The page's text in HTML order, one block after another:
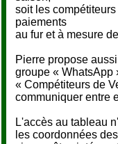
soit les
paiements
au fur et à mesure
Pierre propose
groupe « WhatsApp
« Compétiteurs de
communiquer entre
L'accès au tableau
les coordonnées